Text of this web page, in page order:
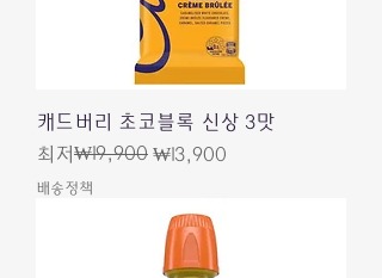
캐드버리 초코블록 신상 3맛
최저
일반가₩19,900 ₩13,900
할인가
배송정책